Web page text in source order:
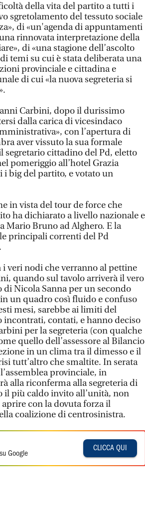
della vita del partito a tutti i
sgretolamento del tessuto sociale
di «un'agenda di appuntamenti
rinnovata interpretazione della
di «una stagione dell’ascolto
temi su cui è stata deliberata una
provinciale e cittadina e
di cui «la nuova segreteria si
Carbini, dopo il durissimo
dalla carica di vicesindaco
con l’apertura di
aver vissuto la sua formale
cittadino del Pd, eletto
pomeriggio all’hotel Grazia
big del partito, e votato un
in vista del tour de force che
ha dichiarato a livello nazionale e
Mario Bruno ad Alghero. E la
principali correnti del Pd
i veri nodi che verranno al pettine
quando sul tavolo arriverà il vero
Nicola Sanna per un secondo
un quadro così fluido e confuso
mesi, sarebbe ai limiti del
incontrati, contati, e hanno deciso
per la segreteria (con qualche
quello dell’assessore al Bilancio
in un clima tra il dimesso e il
tutt’altro che smaltite. In serata
provinciale, in
alla riconferma alla segreteria di
il più caldo invito all’unità, non
con la dovuta forza il
coalizione di centrosinistra.
Google
CLICCA QUI